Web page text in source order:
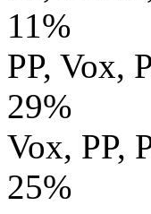
11%
PP, Vox,
29%
Vox, PP,
25%